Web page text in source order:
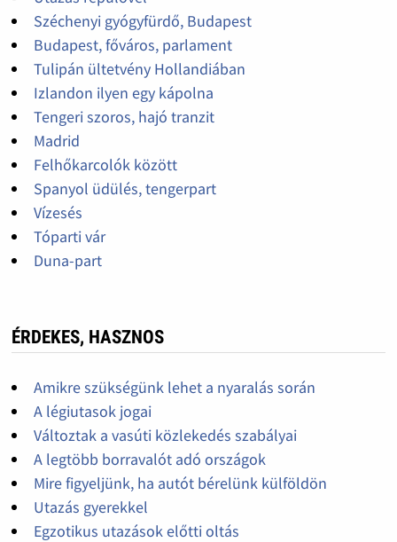
Széchenyi gyógyfürdő, Budapest
Budapest, főváros, parlament
Tulipán ültetvény Hollandiában
Izlandon ilyen egy kápolna
Tengeri szoros, hajó tranzit
Madrid
Felhőkarcolók között
Spanyol üdülés, tengerpart
Vízesés
Tóparti vár
Duna-part
ÉRDEKES, HASZNOS
Amikre szükségünk lehet a nyaralás során
A légiutasok jogai
Változtak a vasúti közlekedés szabályai
A legtöbb borravalót adó országok
Mire figyeljünk, ha autót bérelünk külföldön
Utazás gyerekkel
Egzotikus utazások előtti oltás